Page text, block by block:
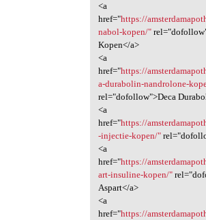
<a
href="https://
nabol-kopen/"
Kopen</a>
<a
href="https://
a-durabolin-nandrolone-
rel="dofollow">Deca
<a
href="https://
-injectie-kopen/"
<a
href="https://
art-insuline-kopen/"
Aspart</a>
<a
href="https://